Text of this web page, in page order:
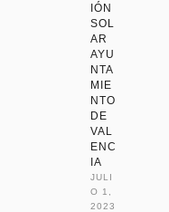
IÓN
SOL
AR
AYU
NTA
MIE
NTO
DE
VAL
ENC
IA
JULI
O 1,
2023